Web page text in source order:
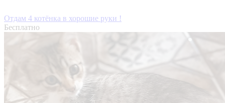
Отдам 4 котёнка в хорошие руки !
Бесплатно